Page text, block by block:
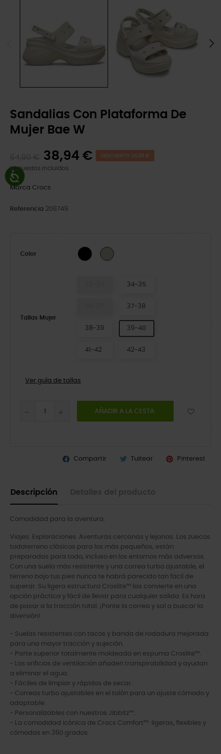
Sandalias Con Plataforma De
Mujer Bae W
38,94 € DESCUENTO 25,96 €
Impuestos incluidos
Marca Crocs
Referencia 206749
Color Black Meteor
Tallas Mujer
34-35
37-38
38-39 39-40
41-42 42-43
Ver guía de tallas
AÑADIR A LA CESTA
Compartir Tuitear Pinterest
Descripción
Comodidad para la aventura.
Viajes. Exploraciones. Aventuras cercanas y lejanas. Los zuecos
todoterreno clásicos para los más pequeños, están
preparadas para todo, incluso en los entornos más adversos.
Con una suela más resistente y una correa turbo ajustable, el
terreno bajo tus pies nunca te habrá parecido tan fácil de
superar. Su ligera estructura Croslite™ las convierte en una
opción práctica y fácil de llevar para cualquier salida. Es hora
de pasar a la tracción total. ¡Ponte la correa y sal a buscar la
diversión!
- Suelas resistentes con tacos y banda de rodadura mejorada
para una mayor tracción y sujeción.
- Parte superior totalmente moldeada en espuma Croslite™.
- Los orificios de ventilación añaden transpirabilidad y ayudan
a eliminar el agua.
- Fáciles de limpiar y rápidos de secar.
- Correas turbo ajustables en el talón para un ajuste cómodo y
adaptable.
- Personalizables con nuestros Jibbitz™.
- La comodidad icónica de Crocs Comfort™: ligeras, flexibles y
cómodas en 360 grados.